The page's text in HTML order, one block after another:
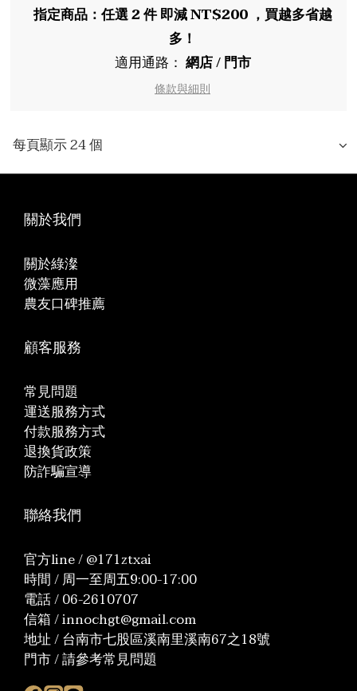
指定商品：任選 2 件 即減 NT$200 ，買越多省越
多！
適用通路： 網店/門市
條款與細則
每頁顯示 24 個
關於我們
關於綠澯
微藻應用
農友口碑推薦
顧客服務
常見問題
運送服務方式
付款服務方式
退換貨政策
防詐騙宣導
聯絡我們
官方line / @171ztxai
時間 / 周一至周五9:00-17:00
電話 / 06-2610707
信箱 / innochgt@gmail.com
地址 / 台南市七股區溪南里溪南67之18號
門市 / 請參考常見問題